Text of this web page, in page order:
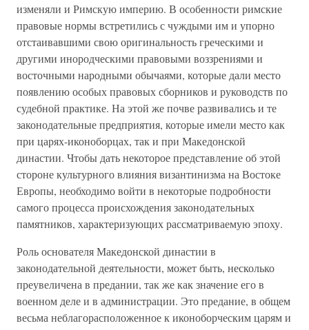
изменяли и Римскую империю. В особенности римские
правовые нормы встретились с чуждыми им и упорно
отстаивавшими свою оригинальность греческими и
другими инородческими правовыми воззрениями и
восточными народными обычаями, которые дали место
появлению особых правовых сборников и руководств по
судебной практике. На этой же почве развивались и те
законодательные предприятия, которые имели место как
при царях-иконоборцах, так и при Македонской
династии. Чтобы дать некоторое представление об этой
стороне культурного влияния византинизма на Востоке
Европы, необходимо войти в некоторые подробности
самого процесса происхождения законодательных
памятников, характеризующих рассматриваемую эпоху.
Роль основателя Македонской династии в
законодательной деятельности, может быть, несколько
преувеличена в предании, так же как значение его в
военном деле и в администрации. Это предание, в общем
весьма неблагорасположенное к иконоборческим царям и